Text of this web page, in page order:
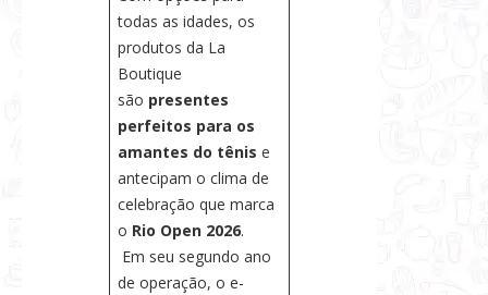
todas as idades, os
produtos da La
Boutique
são presentes
perfeitos para os
amantes do tênis e
antecipam o clima de
celebração que marca
o Rio Open 2026.
Em seu segundo ano
de operação, o e-